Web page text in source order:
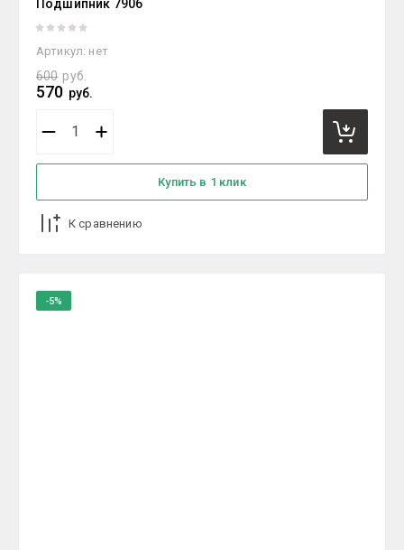
Подшипник 7906
Артикул: нет
600 руб.
570 руб.
Купить в 1 клик
К сравнению
-5%